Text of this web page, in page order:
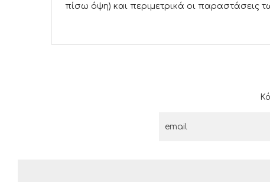
πίσω όψη) και περιμετρικά οι παραστάσεις